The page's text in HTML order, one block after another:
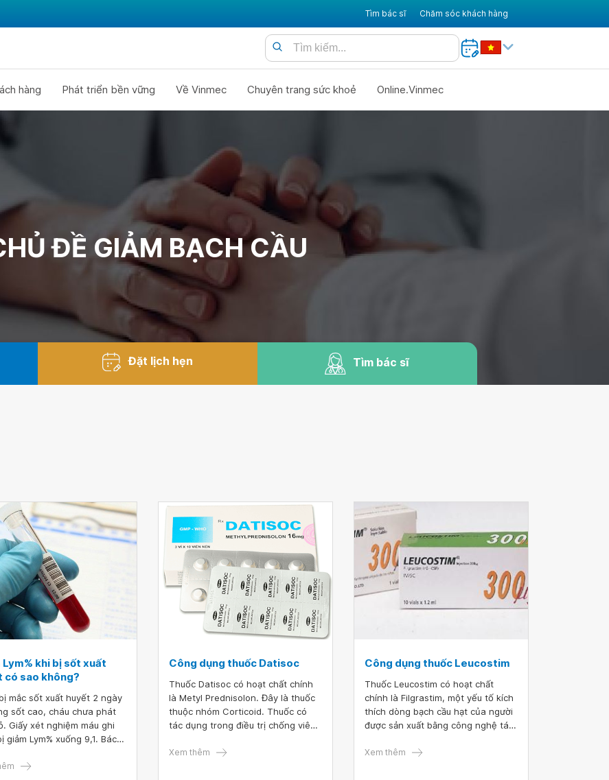
Tìm bác sĩ Chăm sóc khách hàng
hàng Phát triển bền vững Về Vinmec Chuyên trang sức khoẻ Online.Vinmec
ĐỀ GIẢM BẠCH CẦU
Đặt lịch hẹn Tìm bác sĩ
Lym% khi bị sốt xuất
có sao không?
mắc sốt xuất huyết 2 ngày
sốt cao, cháu chưa phát
Giấy xét nghiệm máu ghi
giảm Lym% xuống 9,1. Bác
huyết có sao không
Công dụng thuốc Datisoc
Thuốc Datisoc có hoạt chất chính
là Metyl Prednisolon. Đây là thuốc
thuộc nhóm Corticoid. Thuốc có
tác dụng trong điều trị chống viêm,
Xem thêm
Công dụng thuốc Leucostim
Thuốc Leucostim có hoạt chất
chính là Filgrastim, một yếu tố kích
thích dòng bạch cầu hạt của người
được sản xuất bằng công nghệ tái
kích thích sản xuất, trưởng thành
Xem thêm